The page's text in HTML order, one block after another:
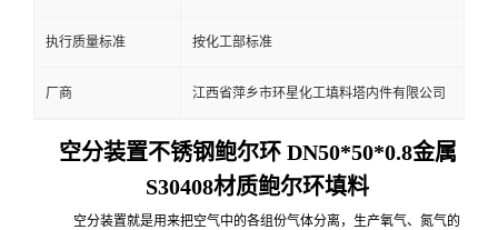
执行质量标准 按化工部标准
厂商 江西省萍乡市环星化工填料塔内件有限公司
空分装置不锈钢鲍尔环 DN50*50*0.8金属
S30408材质鲍尔环填料
空分装置就是用来把空气中的各组份气体分离，生产氧气、氮气的